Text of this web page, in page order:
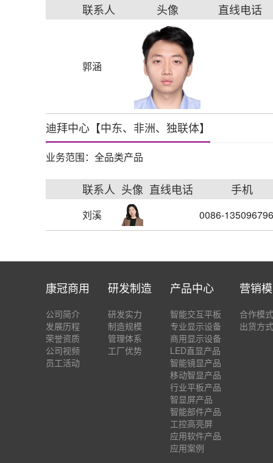
联系人 头像 直线电话
郭涵
迪拜中心【中东、非洲、独联体】
业务范围：全品类产品
联系人 头像 直线电话 手机
刘溪 0086-
康冠商用
公司简介
发展历程
荣誉资质
公司视频
员工活动
研发制造
研发实力
制造规模
管理体系
工厂优势
产品中心
智能交互平板
专业显示设备
商用显示设备
LED直显产品
智能镜显产品
移动智显产品
行业平板产品
智显屏产品
智能部件产品
工控高亮屏
应用软件产品
应用案例
营销
合作模式
出货方式